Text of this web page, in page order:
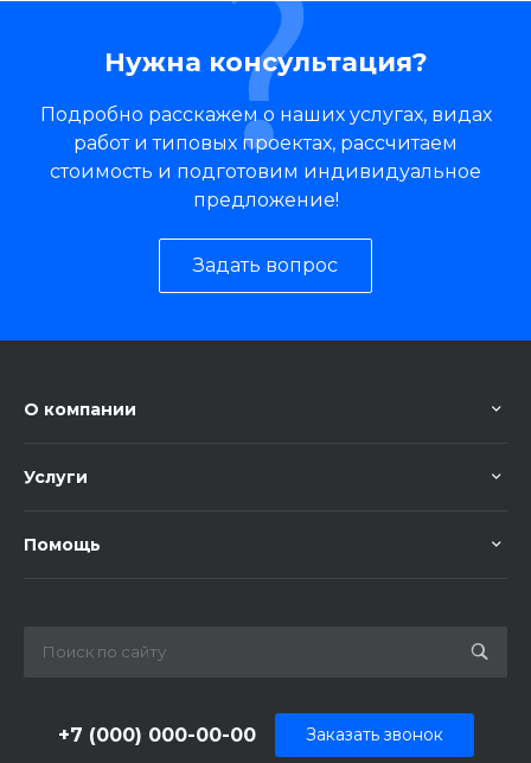
Нужна консультация?
Подробно расскажем о наших услугах, видах
работ и типовых проектах, рассчитаем
стоимость и подготовим индивидуальное
предложение!
Задать вопрос
О компании
Услуги
Помощь
+7 (000) 000-00-00 Заказать звонок